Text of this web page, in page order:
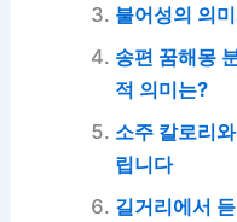
불어성의 의
송편 꿈해몽
적 의미는?
소주 칼로리
립니다
길거리에서